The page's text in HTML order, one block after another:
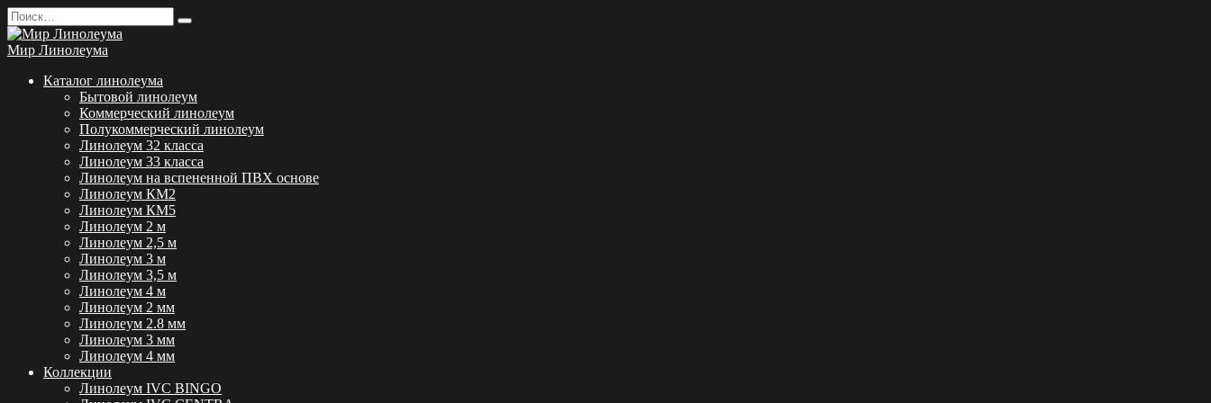
Перейти
к
содержанию
Search
for:
Мир Линолеума
Каталог линолеума
Бытовой линолеум
Коммерческий линолеум
Полукоммерческий линолеум
Линолеум 32 класса
Линолеум 33 класса
Линолеум на вспененной ПВХ основе
Линолеум КМ2
Линолеум КМ5
Линолеум 2 м
Линолеум 2,5 м
Линолеум 3 м
Линолеум 3,5 м
Линолеум 4 м
Линолеум 2 мм
Линолеум 2.8 мм
Линолеум 3 мм
Линолеум 4 мм
Коллекции
Линолеум IVC BINGO